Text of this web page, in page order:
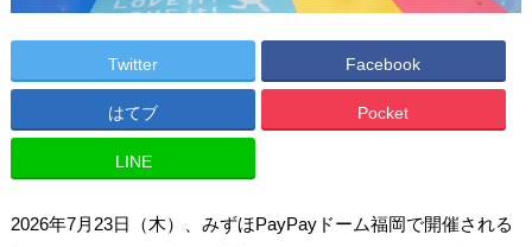
Twitter Facebook
はてブ Pocket
LINE
2026年7月23日（木）、みずほPayPayドーム福岡で開催される